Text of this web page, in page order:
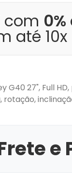
com
até
G40 27", Full
rotação,
e